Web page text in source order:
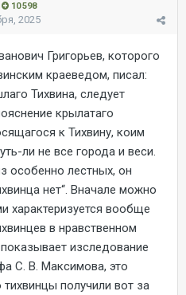
10 598
2025
Григорьев, которого
краеведом, писал:
Тихвина, следует
крылатаго
к Тихвину, коим
ли не все города и веси.
особенно лестных, он
нет“. Вначале можно
характеризуется вообще
в нравственном
изследование
С. В. Максимова, это
получили вот за